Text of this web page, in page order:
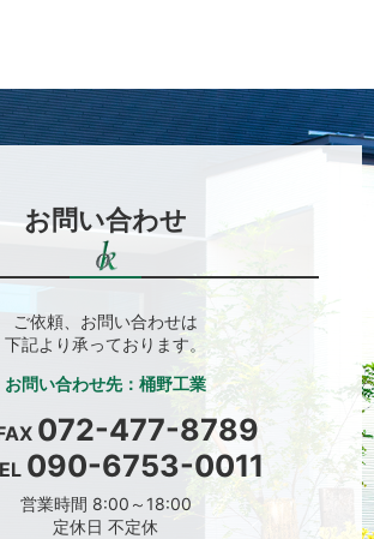
お問い合わせ
ご依頼、お問い合わせは
下記より承っております。
お問い合わせ先：桶野工業
072-477-8789
090-6753-0011
営業時間 8:00～18:00
定休日 不定休